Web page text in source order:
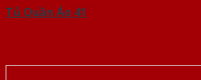
Tủ Quần Áo 41